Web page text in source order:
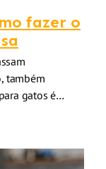
fazer o
também
gatos é…